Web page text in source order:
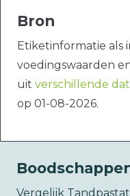
Bron
Etiketinformatie als
voedingswaarden
uit verschillende
op 01-08-2026.
Vergelijk